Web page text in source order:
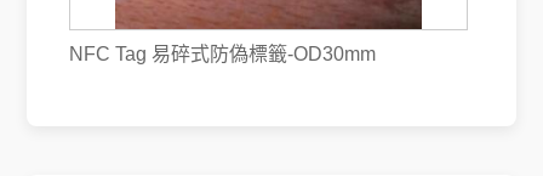
NFC Tag 易碎式防偽標籤-OD30mm